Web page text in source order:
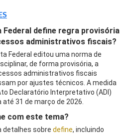
Federal define regra provisória
administrativos fiscais?
Federal editou uma norma de
de forma provisória, a
administrativos fiscais
por ajustes técnicos. A medida
Declaratório Interpretativo (ADI)
até 31 de março de 2026.
com este tema?
detalhes sobre define, incluindo